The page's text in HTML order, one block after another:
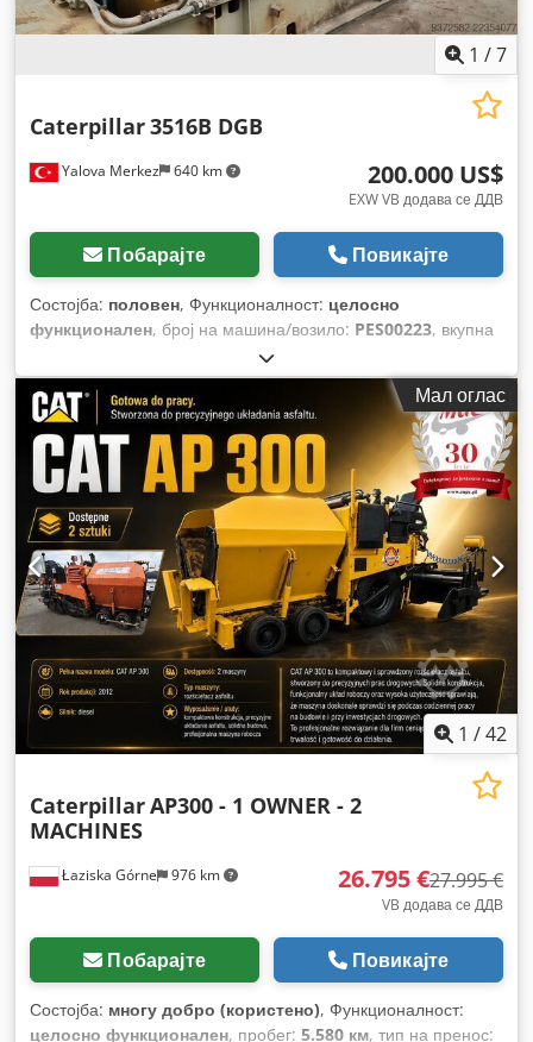
1 /7
Yalova Merkez 640 km
Caterpillar3516B DGB
200.000 US$
EXW VB додава се ДДВ
Побарајте Повикајте
Состојба: половен, Функционалност: целосно
функционален, број на машина/возило: PES00223, вкупна
, тип на гориво:
(2.243,37 коњски сили), излезен напон:2.096 A, излезен
напон:440 V, излезна фреквенција:
, тип на излезен
струја:трифазен, номинална моќност:
1.525 kW (2.073,42
коњски сили)
, номинална (привидна) моќ:2.187 kVA,
континуирана моќ: 1.525 kW (2.073,42 коњски сили),
континуирана (привидна) моќност:2.187 kVA, вкупна
должина:6.705 мм, вкупна ширина:1.988 мм, вкупна
висина:1.537 мм, максимална брзина на вртење:1.200
обр/мин, произведувач на мотори: Caterpillar, тип на
ладење:вода,
Мал оглас
1 /42
Łaziska Górne 976 km
CaterpillarAP300 - 1 OWNER - 2
MACHINES
26.795 €27.995 €
VB додава се ДДВ
Побарајте Повикајте
Состојба: многу добро (користено), Функционалност:
целосно функционален, пробег: 5.580 км, тип на пренос: